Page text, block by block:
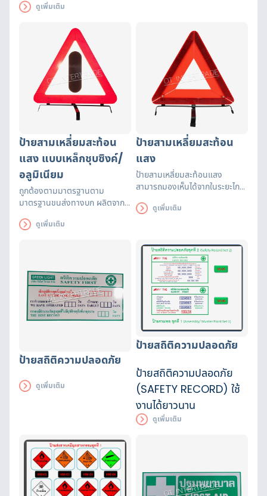
ดูเพิ่มเติม
ป้ายสามเหลี่ยมสะท้อน
แสง แบบเหล็กชุบซิงค์/
อลูมิเนียม
ถูกต้องตามมาตรฐานตาม
มาตรฐานขนส่งทางบก ผลิตจาก
เนียมหนา 1.2มม. สติ๊กเกอร์สะท้อน
ดูเพิ่มเติม
ป้ายสามเหลี่ยมสะท้อน
แสง
ป้ายสามเหลี่ยมสะท้อนแสง
สามารถมองเห็นได้จากในระยะไกล
สะท้อนแสงได้เป็นอย่างดี พับเก็บ
ดูเพิ่มเติม
ป้ายสถิติความปลอดภัย
ดูเพิ่มเติม
ป้ายสถิติความปลอดภัย
ป้ายสถิติความปลอดภัย
(SAFETY RECORD) ใช้
งานได้ยาวนาน
ดูเพิ่มเติม